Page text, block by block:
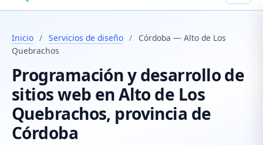
Inicio / Servicios de diseño /
Córdoba — Alto de Los
Quebrachos
Programación y desarrollo de
sitios web en Alto de Los
Quebrachos, provincia de
Córdoba